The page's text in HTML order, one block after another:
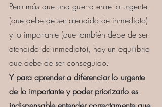
Pero más que una guerra entre lo urgente
(que debe de ser atendido de inmediato)
y lo importante (que también debe de ser
atendido de inmediato), hay un equilibrio
que debe de ser conseguido.
Y para aprender a diferenciar lo urgente
de lo importante y poder priorizarlo es